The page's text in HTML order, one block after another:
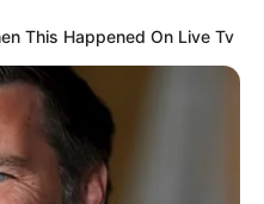
This Happened On Live Tv